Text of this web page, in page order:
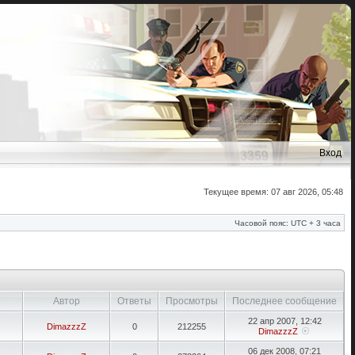
Вход
Текущее время: 07 авг 2026, 05:48
Часовой пояс: UTC + 3 часа
Автор Ответы Просмотры Последнее сообщение
DimazzzZ 0 212255
22 апр 2007, 12:42
DimazzzZ
06 дек 2008, 07:21